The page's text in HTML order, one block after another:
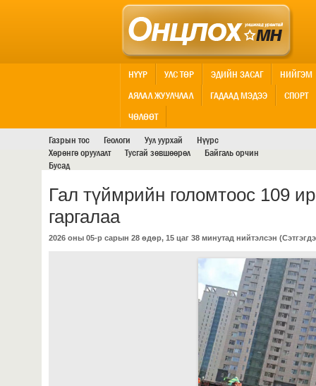
АШИГТ МАЛТМАЛ
НҮҮР УЛС ТӨР ЭДИЙН ЗАСАГ
НИЙГЭМ
АЯЛАЛ ЖУУЛЧЛАЛ
ГАДААД МЭДЭЭ
СПОРТ
ЧӨЛӨӨТ
Газрын тос
Геологи Уул уурхай
Нүүрс
Хөрөнгө оруулалт
Тусгай зөвшөөрөл
Байгаль орчин
Бусад
Гал түймрийн голомтоос 109
гаргалаа
2026 оны 05-р сарын 28 өдөр, 15 цаг 38 минутад нийтэлсэн (